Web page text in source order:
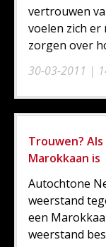
30-03-2011 |
vertrouwen
voelen zich
zorgen over
Trouwen?
Marokkaan is
Autochtone
weerstand
een
weerstand